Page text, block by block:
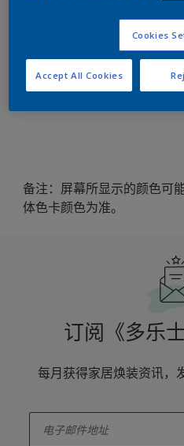
备注：屏幕所显示的颜色可
体色卡颜色为准。
订阅《多乐
每月获得家居焕装资讯，
Cookies
Accept All Cookies